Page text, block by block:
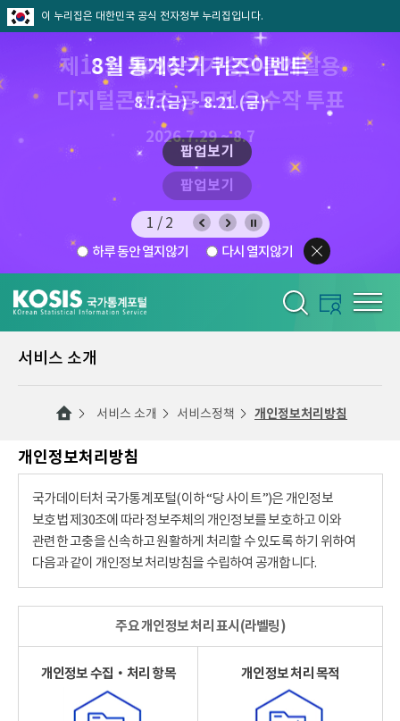
이 누리집은 대한민국 공식 전자정부 누리집입니다.
제13회 2026 국가승인통계활용
디지털콘텐츠 공모전 우수작 투표
2026.7.29 ~ 8.7
팝업보기
8월 통계찾기 퀴즈이벤트
8.7.(금) ~ 8.21.(금)
팝업보기
1/2
하루 동안 열지않기 다시 열지않기
서비스 소개
서비스 소개 서비스정책 개인정보처리방침
개인정보처리방침
국가데이터처 국가통계포털(이하 “당 사이트”)은 개인정보
보호법 제30조에 따라 정보주체의 개인정보를 보호하고 이와
관련한 고충을 신속하고 원활하게 처리할 수 있도록 하기 위하여
다음과 같이 개인정보 처리방침을 수립하여 공개합니다.
주요 개인정보 처리 표시(라벨링)
개인정보 수집‧처리 항목 개인정보 처리 목적